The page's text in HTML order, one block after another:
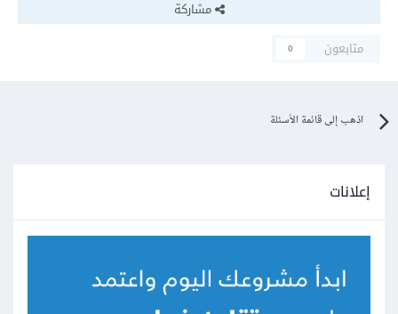
مشاركة
متابعون
0
اذهب إلى قائمة الأسئلة
إعلانات